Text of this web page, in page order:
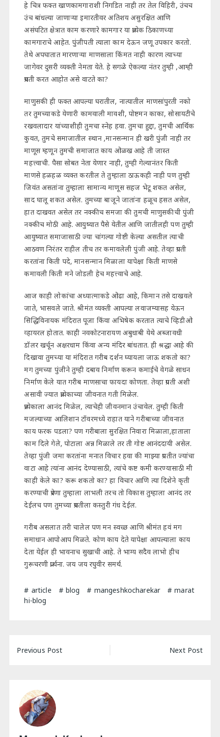
हे चित्र फक्त खाणकामगाराशी निगडित नाही तर तेल विहिरी, उंचच
उंच बांधल्या जाणाऱ्या इमारतीवर अतिशय असुरक्षित आणि
असंघटित क्षेत्रात काम करणारे कामगार या प्रत्येक ठिकाणच्या
कामगाराचे आहेत. पुंजीपती त्याला काम देऊन जणू उपकार करतो.
तेथे अपघातात मारणाऱ्या माणसाला किंमत नाही कारण त्याच्या
जागेवर दुसरी व्यक्ती नेमता येते. हे सगळे ऐकल्या नंतर तुम्ही ,आम्ही
प्रगती करत आहोत असे वाटते का?
माणुसकी ही फक्त आपल्या घरातील, नात्यातील माणसांपुरती नको
तर तुमच्याकडे येणारी कामवाली मावशी, पोष्टमन काका, सोसायटीचे
रखवलादार यांच्याशीही तुमचा स्नेह हवा. तुमचा हुद्दा, तुमची आर्थिक
कुवत, तुमचे समाजातील स्थान ,मानसन्मान ही खरी पुंजी नाही तर
माणूस म्हणून तुमची समाजात काय ओळख आहे ती जास्त
महत्त्वाची. पैसा सोबत नेता येणार नाही, तुम्ही गेल्यानंतर किती
माणसे हळहळ व्यक्त करतील ते तुम्हाला ठाऊकही नाही पण तुम्ही
जिवंत असतांना तुम्हाला सामान्य माणूस सहज भेटू शकत असेल,
साद घालू शकत असेल. तुमच्या बाजूने जातांना हळूच हसत असेल,
हात दाखवत असेल तर नक्कीच समजा की तुमची माणुसकीची पुंजी
नक्कीच मोठी आहे. आयुष्यात पैसे येतील आणि जातीलही पण तुम्ही
आयुष्यात समाजासाठी ज्या चांगल्या गोष्टी केल्या असतील त्याची
आठवण निरंतर राहील तीच तर कमावलेली पुंजी आहे. तेव्हा प्रगती
करतांना किती पदे, मानसन्मान मिळाला यापेक्षा किती माणसे
कमावली किती मने जोडली हेच महत्त्वाचे आहे.
आज काही लोकांचा अध्यात्माकडे ओढा आहे, किमान तसे दाखवले
जाते, भासवले जाते. श्रीमंत व्यक्ती आपल्या लवाजम्यासह येऊन
सिद्धिविनायक मंदिरात पूजा किंवा अभिषेक करतात त्याचे व्हिडीओ
व्हायरल होतात. काही नवकोटनारायण अबुधाबी येथे अब्जावधी
डॉलर खर्चून अक्षरधाम किंवा अन्य मंदिर बांधतात. ही श्रद्धा आहे की
दिखावा तुमच्या या मंदिरात गरीब दर्शन घ्यायला जाऊ शकतो का?
मग तुमच्या पुंजीने तुम्ही दबाव निर्माण करून कमाईचे वेगळे साधन
निर्माण केले यात गरीब माणसाचा फायदा कोणता. तेव्हा प्रगती अशी
असावी ज्यात प्रत्येकाच्या जीवनात गती मिळेल.
प्रत्येकाला आनंद मिळेल, त्याचेही जीवनमान उंचावेल. तुम्ही किती
मजल्याच्या आलिशान टॉवरमध्ये राहात याने गरीबाच्या जीवनात
काय फरक पडला? पण गरीबाला सुरक्षित निवारा मिळाला,हाताला
काम दिले गेले, पोटाला अन्न मिळाले तर ती गोष्ट आनंददायी असेल.
तेव्हा पुंजी जमा करतांना मनात विचार हवा की माझ्या प्रगतीत ज्यांचा
वाटा आहे त्यांना आनंद देण्यासाठी, त्यांचे कष्ट कमी करण्यासाठी मी
काही केले का? करू शकतो का? हा विचार आणि त्या दिशेने कृती
करण्याची प्रेरणा तुम्हाला लाभली तरच तो विकास तुम्हाला आनंद तर
देईलच पण तुमच्या प्रगतीला कस्तुरी गंध देईल.
गरीब असलात तरी चालेल पण मन स्वच्छ आणि श्रीमंत हवं मग
समाधान आपोआप मिळते. कोण काय देते यापेक्षा आपल्याला काय
देता येईल ही भावनाच सुखाची आहे. ते भाग्य सदैव लाभो हीच
गुरूचरणी प्रार्थना. जय जय रघुवीर समर्थ.
article blog mangeshkocharekar
marat
hi-blog
Post
Previous Post Next Post